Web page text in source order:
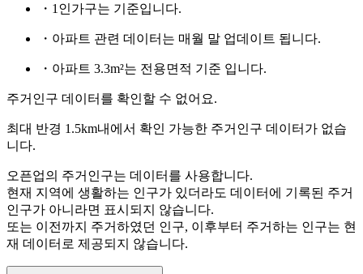
・1인가구는 기준입니다.
・아파트 관련 데이터는 매월 말 업데이트 됩니다.
・아파트 3.3m²는 전용면적 기준 입니다.
주거인구 데이터를 확인할 수 없어요.
최대 반경 1.5km내에서 확인 가능한 주거인구 데이터가 없습
니다.
오픈업의 주거인구는 데이터를 사용합니다.
현재 지역에 생활하는 인구가 있더라도 데이터에 기록된 주거
인구가 아니라면 표시되지 않습니다.
또는 이전까지 주거하였던 인구, 이후부터 주거하는 인구는 현
재 데이터로 제공되지 않습니다.